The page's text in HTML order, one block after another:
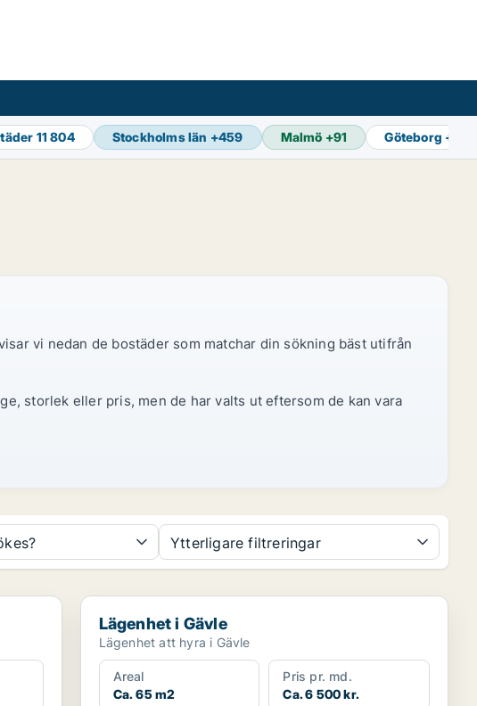
11 804 Stockholms län +459 Malmö +91 Göteborg +
vi nedan de bostäder som matchar din sökning bäst utifrån
storlek eller pris, men de har valts ut eftersom de kan vara
Ytterligare filtreringar
Lägenhet i Gävle
Lägenhet i Gävle
Lägenhet att hyra i Gävle
Areal
Ca. 65 m2
Pris pr. md.
Ca. 6 500 kr.